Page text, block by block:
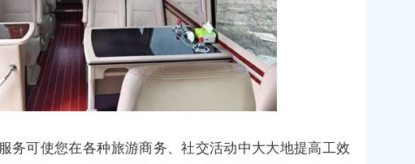
务可使您在各种旅游商务、社交活动中大大地提高工效